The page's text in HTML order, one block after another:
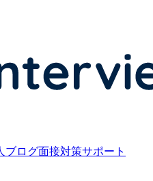
ブログ面接対策サポート